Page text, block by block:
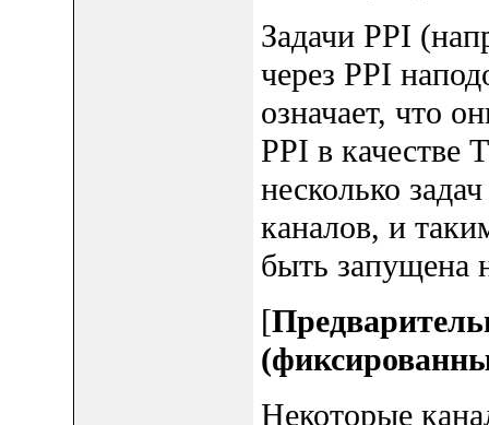
Задачи PPI
через PPI
означает, что
PPI в качестве
несколько
каналов, и
быть запущена
[
Некоторые